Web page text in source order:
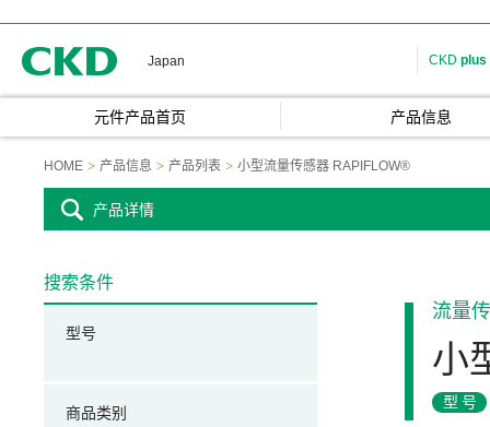
Japan CKD plus
元件产品首页 产品信息
HOME 产品信息 产品列表 小型流量传感器 RAPIFLOW®
产品详情
流量
小
型号
搜索条件
型号
商品类别